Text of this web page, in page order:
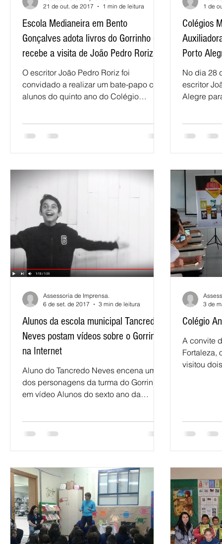
Escola Medianeira em Bento
Gonçalves adota livros do Gorrinho e
recebe a visita de João Pedro Roriz
O escritor João Pedro Roriz foi
convidado a realizar um bate-papo com
alunos do quinto ano do Colégio
21 de out. de 2017
1 min de leitura
Colégios
Porto
No dia 28
escritor
Alegre
1 de
Alunos da escola municipal Tancredo
Neves postam vídeos sobre o Gorrinho
na Internet
Aluno do Tancredo Neves encena um
dos personagens da turma do Gorrinho
em vídeo Alunos do sexto ano da
Assessoria de Imprensa.
6 de set. de 2017
3 min de leitura
Colégio
A convite
Fortaleza,
visitou
3 de